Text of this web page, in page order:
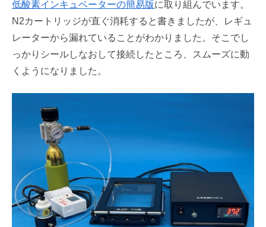
低酸素インキュベーターの簡易版に取り組んでいます。
N2カートリッジが直ぐ消耗すると書きましたが、レギュ
レーターから漏れていることがわかりました。そこでし
っかりシールしなおして接続したところ、スムーズに動
くようになりました。